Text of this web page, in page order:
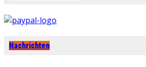
Nachrichten